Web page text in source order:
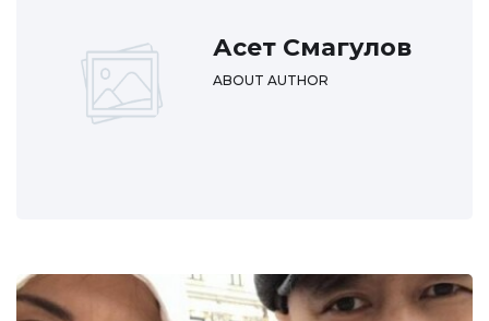
Асет Смагулов
ABOUT AUTHOR